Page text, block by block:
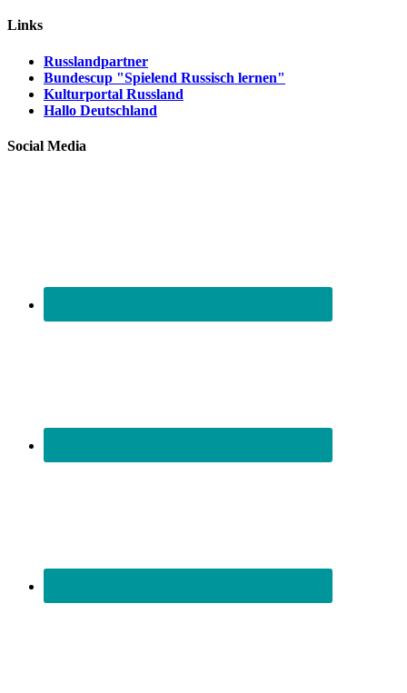
Links
Russlandpartner
Bundescup "Spielend Russisch lernen"
Kulturportal Russland
Hallo Deutschland
Social Media